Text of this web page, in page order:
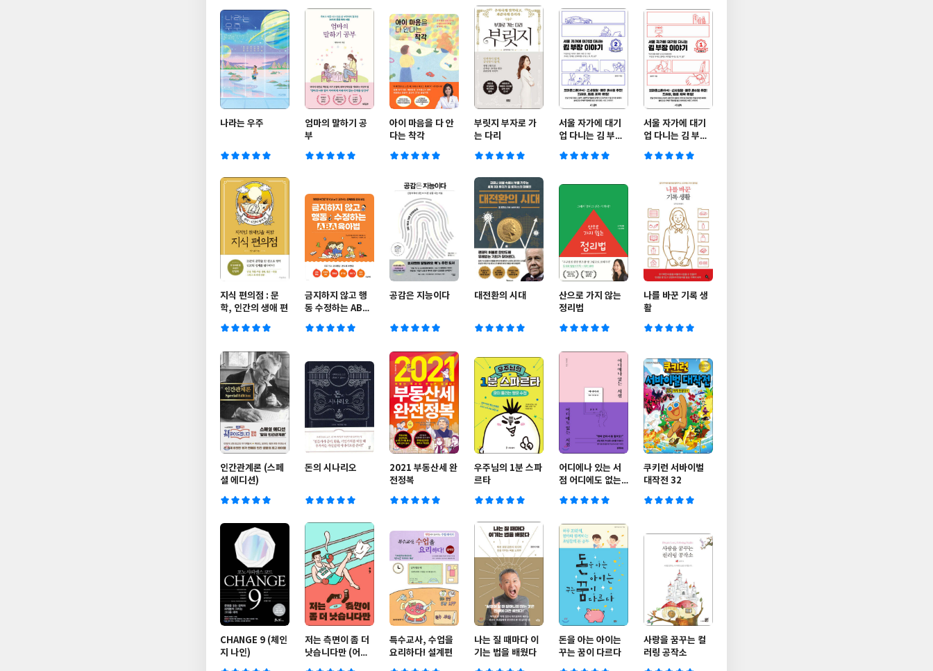
나라는 우주
엄마의 말하기 공
부
아이 마음을 다 안
다는 착각
부릿지 부자로 가
는 다리
서울 자가에 대기
업 다니는 김 부장
서울 자가에 대기
업 다니는 김 부장
지식 편의점 : 문
학, 인간의 생애 편
금지하지 않고 행
동 수정하는 ABA
공감은 지능이다 대전환의 시대
산으로 가지 않는
정리법
나를 바꾼 기록 생
활
인간관계론 (스페
셜 에디션)
돈의 시나리오
2021 부동산세 완
전정복
우주님의 1분 스파
르타
어디에나 있는 서
점 어디에도 없는
쿠키런 서바이벌
대작전 32
CHANGE 9 (체인
지 나인)
저는 측면이 좀 더
낫습니다만 (어나
특수교사, 수업을
요리하다! 설계편
나는 질 때마다 이
기는 법을 배웠다
돈을 아는 아이는
꾸는 꿈이 다르다
사랑을 꿈꾸는 컬
러링 공작소